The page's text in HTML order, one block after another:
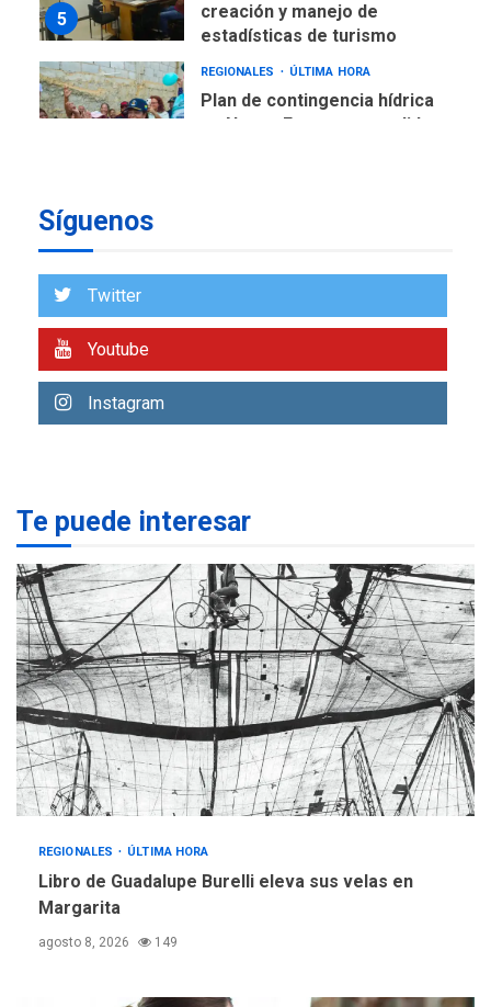
5
creación y manejo de
estadísticas de turismo
REGIONALES ÚLTIMA HORA
Plan de contingencia hídrica
en Nueva Esparta consolida
7
2
Margarita será sede de
para aprender a atender
adultos mayores
3
REGIONALES ÚLTIMA HORA
Mariño fortalece capacidad
operativa con flota
vehicular de 60 unidades
adquiridas en un año de
gestión
4
REGIONALES ÚLTIMA HORA
«Juan Bautista Arismendi» a
la altura de Macho Muerto
trabajan en diplomado para
Síguenos
Twitter
Youtube
Instagram
Te puede interesar
REGIONALES ÚLTIMA HORA
Libro de Guadalupe Burelli eleva sus velas en
Margarita
agosto 8, 2026 149